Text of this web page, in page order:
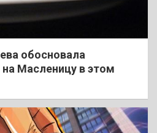
обосновала
Масленицу в этом